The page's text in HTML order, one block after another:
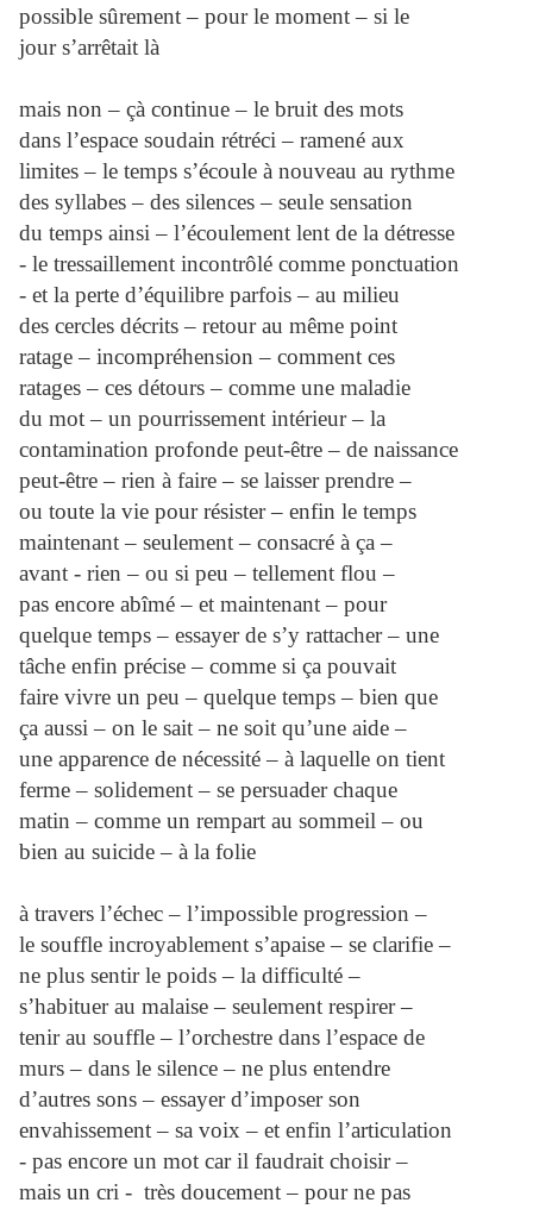
possible sûrement – pour le moment – si le
jour s’arrêtait là
mais non – çà continue – le bruit des mots
dans l’espace soudain rétréci – ramené aux
limites – le temps s’écoule à nouveau au rythme
des syllabes – des silences – seule sensation
du temps ainsi – l’écoulement lent de la détresse
- le tressaillement incontrôlé comme ponctuation
- et la perte d’équilibre parfois – au milieu
des cercles décrits – retour au même point
ratage – incompréhension – comment ces
ratages – ces détours – comme une maladie
du mot – un pourrissement intérieur – la
contamination profonde peut-être – de naissance
peut-être – rien à faire – se laisser prendre –
ou toute la vie pour résister – enfin le temps
maintenant – seulement – consacré à ça –
avant - rien – ou si peu – tellement flou –
pas encore abîmé – et maintenant – pour
quelque temps – essayer de s’y rattacher – une
tâche enfin précise – comme si ça pouvait
faire vivre un peu – quelque temps – bien que
ça aussi – on le sait – ne soit qu’une aide –
une apparence de nécessité – à laquelle on tient
ferme – solidement – se persuader chaque
matin – comme un rempart au sommeil – ou
bien au suicide – à la folie
à travers l’échec – l’impossible progression –
le souffle incroyablement s’apaise – se clarifie –
ne plus sentir le poids – la difficulté –
s’habituer au malaise – seulement respirer –
tenir au souffle – l’orchestre dans l’espace de
murs – dans le silence – ne plus entendre
d’autres sons – essayer d’imposer son
envahissement – sa voix – et enfin l’articulation
- pas encore un mot car il faudrait choisir –
mais un cri - très doucement – pour ne pas